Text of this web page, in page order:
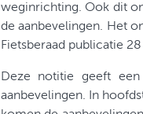
weginrichting. Ook dit
de aanbevelingen. Het
Fietsberaad publicatie
Deze notitie geeft
aanbevelingen. In